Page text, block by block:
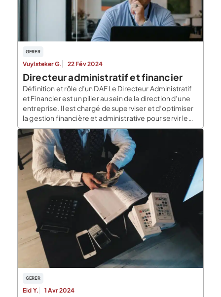
GERER
Vuylsteker G. 22 Fév 2024
Directeur administratif et financier
Définition et rôle d’un DAF Le Directeur Administratif
et Financier est un pilier au sein de la direction d’une
entreprise. Il est chargé de superviser et d’optimiser
la gestion financière et administrative pour servir le
développement de l’entreprise. Pour bien
comprendre la définition de DAF, il faut noter que son
terrain de jeu englobe la […]
GERER
Eid Y. 1 Avr 2024